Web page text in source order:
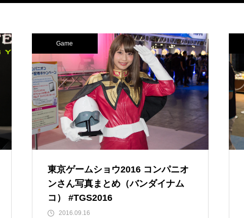
Game
東京ゲームショウ2016 コンパニオ
ンさん写真まとめ（バンダイナム
コ） #TGS2016
2016.09.16